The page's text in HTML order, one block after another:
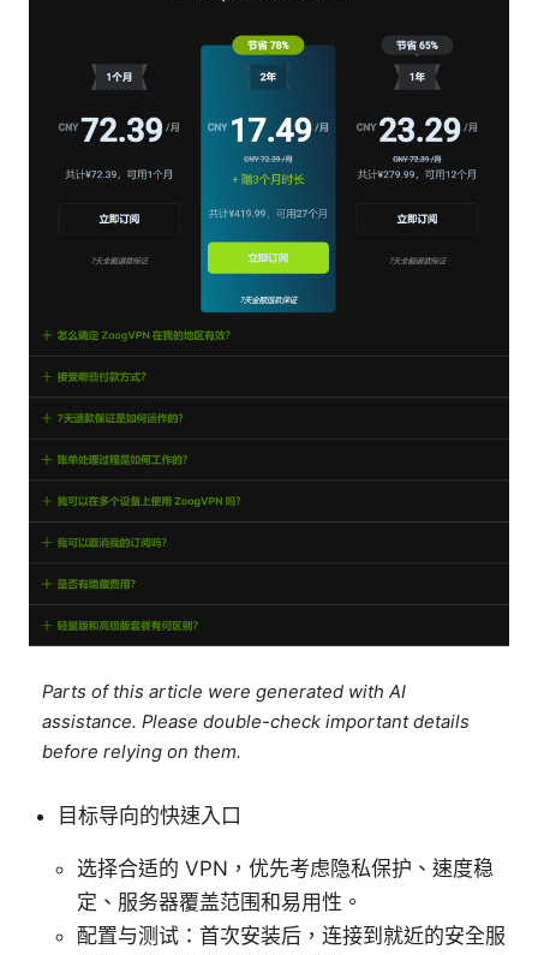
Parts of this article were generated with AI
assistance. Please double-check important details
before relying on them.
目标导向的快速入口
选择合适的 VPN，优先考虑隐私保护、速度稳
定、服务器覆盖范围和易用性。
配置与测试：首次安装后，连接到就近的安全服